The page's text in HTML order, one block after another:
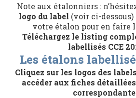
Note aux étalonniers :
logo du label (voir ci-
votre étalon pour en faire
Téléchargez le listing
labellisés CCE
Les étalons
Cliquez sur les logos des
accéder aux fiches